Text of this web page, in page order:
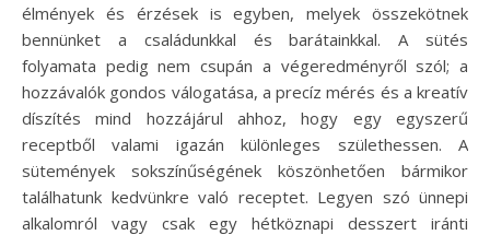
élmények és érzések is egyben, melyek összekötnek
bennünket a családunkkal és barátainkkal. A sütés
folyamata pedig nem csupán a végeredményről szól; a
hozzávalók gondos válogatása, a precíz mérés és a kreatív
díszítés mind hozzájárul ahhoz, hogy egy egyszerű
receptből valami igazán különleges születhessen. A
sütemények sokszínűségének köszönhetően bármikor
találhatunk kedvünkre való receptet. Legyen szó ünnepi
alkalomról vagy csak egy hétköznapi desszert iránti